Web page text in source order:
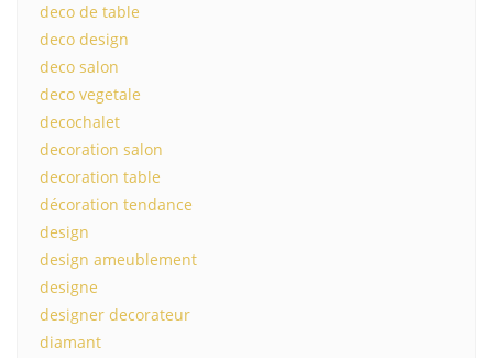
deco de table
deco design
deco salon
deco vegetale
decochalet
decoration salon
decoration table
décoration tendance
design
design ameublement
designe
designer decorateur
diamant